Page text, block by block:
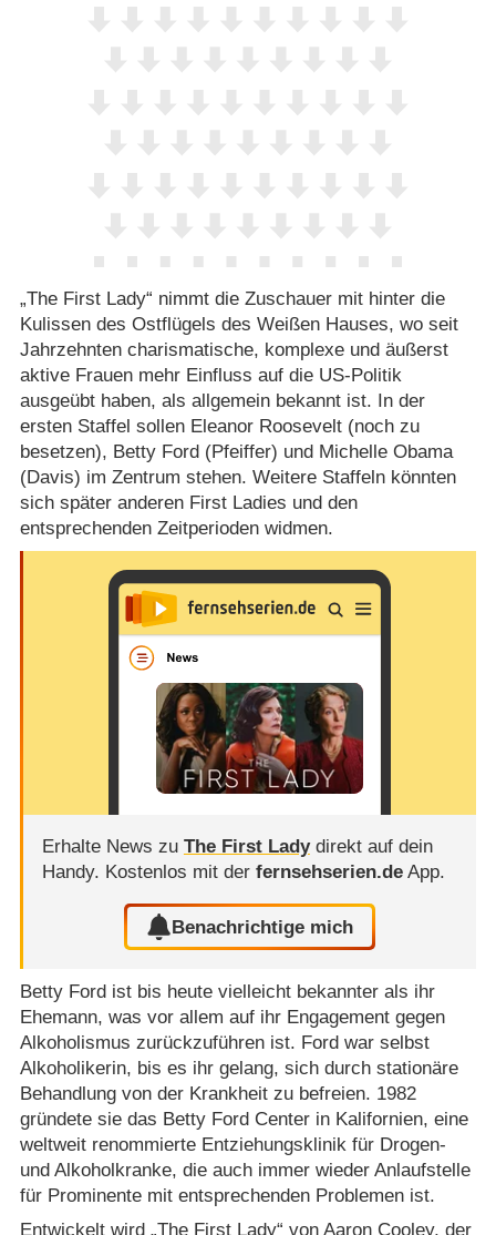
„The First Lady“ nimmt die Zuschauer mit hinter die
Kulissen des Ostflügels des Weißen Hauses, wo seit
Jahrzehnten charismatische, komplexe und äußerst
aktive Frauen mehr Einfluss auf die US-Politik
ausgeübt haben, als allgemein bekannt ist. In der
ersten Staffel sollen Eleanor Roosevelt (noch zu
besetzen), Betty Ford (Pfeiffer) und Michelle Obama
(Davis) im Zentrum stehen. Weitere Staffeln könnten
sich später anderen First Ladies und den
entsprechenden Zeitperioden widmen.
Erhalte News zu The First Ladydirekt auf dein
Handy. Kostenlos mit der fernsehserien.deApp.
Benachrichtige mich
Betty Ford ist bis heute vielleicht bekannter als ihr
Ehemann, was vor allem auf ihr Engagement gegen
Alkoholismus zurückzuführen ist. Ford war selbst
Alkoholikerin, bis es ihr gelang, sich durch stationäre
Behandlung von der Krankheit zu befreien. 1982
gründete sie das Betty Ford Center in Kalifornien, eine
weltweit renommierte Entziehungsklinik für Drogen-
und Alkoholkranke, die auch immer wieder Anlaufstelle
für Prominente mit entsprechenden Problemen ist.
Entwickelt wird „The First Lady“ von Aaron Cooley, der